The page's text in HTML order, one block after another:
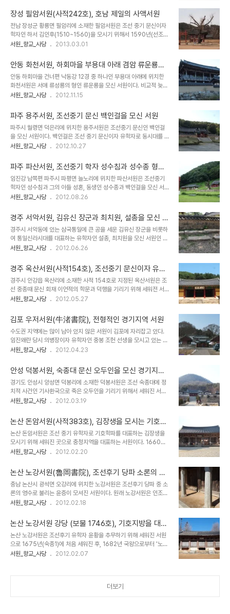
회 참가자 명단인 '문계안', ..
나간적이 있으나 일생의 대부분을 호남지방에서 성리학을 연구하는데
보냈다고 한다. 오랜 세월 동안 중국 송나라와 조선의 정통 유학을 연
구했으며 '납량사의', '정자설', '이통설' 등 많은 저술을 남겼다. 장성
고산서원은 일반적인 서원과는 달리 일제강점기에 세워진 서원으로
모셔진 인물 또한 기정진과 그의 제자들이다. 서원의 건립은 조선후기
히 늘어나서 사회문제가 되었기때문에 그 이후 서원..
장성 필암서원(사적242호), 호남 제일의 사액서원
전남 장성군 황룡면 필암리에 소재한 필암서원은 조선 중기 문신이자
학자인 하서 김인후(1510~1560)을 모시기 위해서 1590년(선조
23)에 세워진 서원이다. 전북 태인의 무성서원과 함께 호남지역을 대
다. 서원은 뛰어난 업적을 남긴 인물을 제사를 모시는 기능과 후학을
양성하기 위한 교육기관으로서 기능을 갖고 있는데 필암서원은 교육
기관으로서의 역할이 더 중시되었던 서원이다. 처음에는 장성읍 기산
리에 서원이 세워졌으나 정유재란으로 소실되었다가 인조대에 다른곳
에 옮겼으나 수해를 입어 1672년(현종13)에 현재의 위치로 옮겨졌다
로 승격되었으며, 구한말 대원군의 서원철폐령에도..
서원_향교_사당 2013.03.01
안동 화천서원, 하회마을 부용대 아래 겸암 류운룡을
모신 서원
안동 하회마을 건너편 낙동강 12경 중 하나인 부용대 아래에 위치한
화천서원은 서애 류성룡의 형인 류운룡을 모신 서원이다. 비교적 늦은
시기은 조선후기 정조대에 세워진 서원으로 당시 서원은 교육기능보
원은 조선 중기의 교육기능 중심 서원과 비슷한 규모로 지어졌다. 구한
말 흥선대원군의 서원철폐령으로 훼철되어 강당과 주사만 남아 있던
것으로 1996년에 복원하였다. 서원건물은 대부분 최근에 지은지은
것으로 큰 의미를 가지고 있는 것은 아니지만, 낙동강 명승인 부용대와
인근에 있는 옥연정사와 더불어 하외마을 양반들이 후학양성을 위한
류성룡의 형으로 당대에는 퇴계 이황의 문인이자 ..
서원_향교_사당 2012.11.15
파주 용주서원, 조선중기 문신 백인걸을 모신 서원
파주시 월령면 덕은리에 위치한 용주서원은 조선중기 문신인 백인걸
을 모신 서원이다. 백인걸은 조선 중기 문신이자 유학자로 동시대를 대
표하는 유학자 조광조의 제자 중의 한명으로 기묘사화 때 큰 화를 입지
유배되기도 했다. 이후에 복직하여 선조때까지 여러 벼슬을 역임하였
다. 선조때 청백리로 뽑히기도 했으며 학문에도 뛰어났다고 한다. 율곡
이이와 파주지역을 대표하는 유학자였으며, 동시대에 살았던 인물이
다. 율곡과 함께 파주지역 서원을 대표하여 이지역 유학자인 성수침 형
제를 모신 파산서원을 세웠으며, 파산서원에도 같이 모셔진 인물이다.
1598년에 별도로 조감, 김행, 신제현, 백유함과..
서원_향교_사당 2012.10.27
파주 파산서원, 조선중기 학자 성수침과 성수종 형제
등을 모신 서원
임진강 남쪽편 파주시 파평면 늘노리에 위치한 파산서원은 조선중기
학자인 성수침과 그의 아들 성혼, 동생인 성수종과 백인걸을 모신 서원
으로 구한말 대원군의 서원철폐령에도 살아 남은 전국 47개 서원 중
평면 일대를 지나서 임진강으로 흘러드는 눌노천이 내려다 보이는 경
치 좋은곳에 자리잡고 있다. 이 서원은 조선시대를 대표하는 학자이자
문신인 율곡 이이를 중심으로 파주지역 유생들이 선조대에 세웠던 서
원이다. 원래의 서원 건물은 임진왜란과 한국전쟁으로 불타버리고 현
재의 건물은 1966년에 복원한 것이다. 서원은 제향공간인 사당과 강
어 있는 것으로 보인다. 이 서원에 모셔진 성수침..
서원_향교_사당 2012.08.26
경주 서악서원, 김유신 장군과 최치원, 설총을 모신 서
원
경주시 서악동에 있는 삼국통일에 큰 공을 세운 김유신 장군을 비롯하
여 통일신라시대를 대표하는 유학자인 설총, 최치원을 모신 서원인 서
악서원이다. 이 서원이 처음 세워진 것은 조선 명종때 경주 부윤 이정
받아들여 설총과 최치원도 함께 모시게 되었다고 한다. 서원을 세울 때
퇴계 이황이 서악정사라 이름을 짓고 직접 글을 써 현판을 달았다고 하
는데 임진왜란 때 불타버린 것을 현재의 위치로 옮겨 중건하였다고 한
다. 인조대에 사액서원이 되었고 구한말 흥선대원군의 서원철폐령에
도 존속한 서원 중 하나이다. 서악서원이 위치한 서악동은 선두산 동쪽
로 흐르고 있다. 주변에는 신라를 크게 중흥시..
서원_향교_사당 2012.06.26
경주 옥산서원(사적154호), 조선중기 문신이자 유학
자인 회재 이언적을 모신 서원
경주시 안강읍 옥산리에 소재한 사적 154호로 지정된 옥산서원은 조
선 중종때 문신 회재 이언적의 학문과 덕행을 기리기 위해 세워전 서원
이다. 옥산서원은 비교적 이른 시기인 1572년(선조5)에 경주부윤 이
터 옥산서원이라는 이름을 하사받아 사액서원이 되었다. 옥산서원은
서원의 건축양식이 정형화된 후기의 서원들과는 달리 건물의 배치나
건축양식에 있어서 자유로우면서도 형식적이고 절제된 형식을 반영하
고 있다. 건물은 앞쪽에 강학공간, 뒷편에 제향공간을 두고 있는 전학
후묘의 공간배치를 하고 있으며, 서원을 출입하는 길이 있는 방향에 다
역락문을 들어서면 누각건물이 무변루가 있고, 그..
서원_향교_사당 2012.05.27
김포 우저서원(牛渚書院), 전형적인 경기지역 서원
수도권 지역에는 많이 남아 있지 않은 서원이 김포에 자리잡고 있다.
임진왜란 당시 의병장이자 유학자인 중봉 조헌 선생을 모시고 있는 김
포 시내에 자리잡고 있는 우저서원이다. 우저서원은 낮은 야산 아래에
여주고 있다. 우저서원은 수도권에 소재한 서원이라서 그런지 고종때
서원 철폐령에 의해 제외되었던 서원 중의 하나이고, 규모도 지방의 서
원에 비해서는 크지 않다. 우저서원은 조헌선생을 모신 사당과 학생들
이 공부하는 강당, 동.서재로만 이루어져 있다. 조헌은 김포출신으로
조선중기의 유학자이자 임진왜란 당시 크게 활약한 의병장으로 잘 알
직을 역임하였으며, 관직에 물러난 뒤로는 충청도..
서원_향교_사당 2012.04.23
안성 덕봉서원, 숙종대 문신 오두인을 모신 경기지역
을 대표하는 서원
경기도 안성시 양성면 덕봉리에 소재한 덕봉서원은 조선 숙종대에 정
치적 사건인 기사환국으로 죽은 오두인을 기리기 위해서 세워진 서원
이다. 구한말 대원군의 서원철폐령에도 훼손되지 않은 47개의 서원
덕봉서원은 창건된 해에 숙종으로부터 사액을 받았다. 건물은 강당인
정의당과 사당이 덕봉사우가 일렬로 배치된 전학후묘의 공간배치를
하고 있다. 유생들이 공부하던 강당인 정의당은 정조18년(1794)에
중수된 것이라고 하며, 나머지 건물들은 대체로 최근에 지어진 건물들
이다. 경기도에 소재한 다른 서원과 마찬가지로 건물의 규모가 단촐한
강한 조선후기에 세워진 서원의 특징을 잘 보여주고 ..
서원_향교_사당 2012.03.19
논산 돈암서원(사적383호), 김장생을 모시는 기호지
방을 대표하는 서원
논산 돈암서원은 조선 중기 유학자로 기호학파를 대표하는 김장생을
모시기 위해 세워진 곳으로 충청지역을 대표하는 서원이다. 1660년
(현종1)에 사액을 받았으며 흥선대원군의 서원철폐령에도 살아남은
응도당이 출입문 왼쪽편에 위치하고 있으며, 출입문 정면에 강학공간
인 또다른 강당인 양성당, 유생들의 기숙사인 동.서재, 양성당 왼쪽편
에 장판각과 정의당이, 오른편에는 고직사가 배치되어 있고 뒷편에 사
당인 유경사를 두고 있는 전학후묘의 공간배치를 하고 있다. 사당에는
김장생을 비롯하여 그의 아들인 김집, 노론의 영수인 송시열과 송준길
었으나, 지대가 낮고 홍수때 물이 잠기는 경우가..
서원_향교_사당 2012.02.20
논산 노강서원(魯岡書院), 조선후기 당파 소론의 영
수 윤증을 모신 서원
충남 논산시 광석면 오강리에 위치한 노강서원은 조선후기 당파 중 소
론의 영수로 불리는 윤증이 모셔진 서원이다. 원래 노강서원은 인조대
에 동부승지.이조참의 등을 지냈으며, 병자호란 당시 사간으로 척화를
1682년(숙종8)에 '노강'이라는 사액을 받았다. 1717년(숙종43)에
당쟁의 결과로 사액이 철거되었다가 1781년(정조5)에 회복되었다.
노강서원은 이후 윤문거를 비롯하여 윤선거, 윤증 부자가 추가로 배향
되었고, 소론의 영수 윤증을 모신 서원으로 지역에서 영향력이 있는 서
원으로 발전하여 대원군의 서원철폐령에도 살아남은 전국 47개 서원
서원_향교_사당 2012.02.18
논산 노강서원 강당 (보물 1746호), 기호지방을 대표
하는 서원 건축물
논산 노강서원은 조선후기 유학자 윤황을 추무하기 위해 세워진 서원
으로 1675년(숙종1)에 처음 세워진 후, 1682년 국왕으로부터 '노
강'이라는 현판과 토지를 하사받은 사액서원이다. 후에 그의 아들 윤문
강학공간이, 뒷편에 사당인 제향공인 배치된 전학후묘의 공간배치를
서원_향교_사당 2012.02.07
더보기